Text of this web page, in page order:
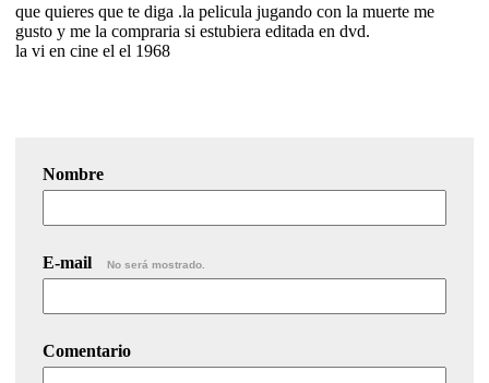
que quieres que te diga .la pelicula jugando con la muerte me
gusto y me la compraria si estubiera editada en dvd.
la vi en cine el el 1968
Nombre
E-mail No será mostrado.
Comentario